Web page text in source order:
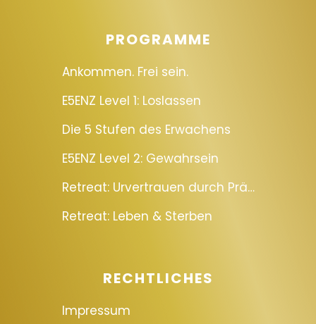
PROGRAMME
Ankommen. Frei sein.
E5ENZ Level 1: Loslassen
Die 5 Stufen des Erwachens
E5ENZ Level 2: Gewahrsein
Retreat: Urvertrauen durch Präsenz
Retreat: Leben & Sterben
RECHTLICHES
Impressum